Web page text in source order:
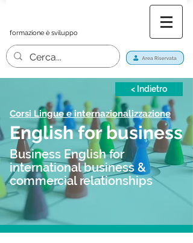
formazione è sviluppo
< Indietro
Corsi Lingue e internazionalizzazione
English for business
Business English for
international business &
commercial relationships